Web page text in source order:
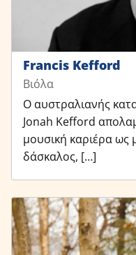
Francis Kefford
Βιόλα
Ο αυστραλιανής
Jonah Kefford
μουσική καριέρα ως
δάσκαλος, […]